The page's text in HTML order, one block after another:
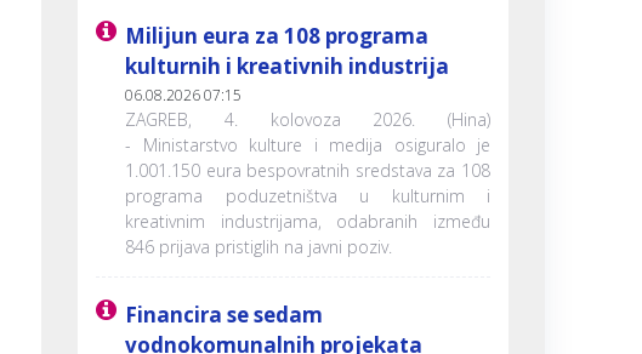
Milijun eura za 108 programa
kulturnih i kreativnih industrija
06.08.2026 07:15
ZAGREB, 4. kolovoza 2026. (Hina)
- Ministarstvo kulture i medija osiguralo je
1.001.150 eura bespovratnih sredstava za 108
programa poduzetništva u kulturnim i
kreativnim industrijama, odabranih između
846 prijava pristiglih na javni poziv.
Financira se sedam
vodnokomunalnih projekata